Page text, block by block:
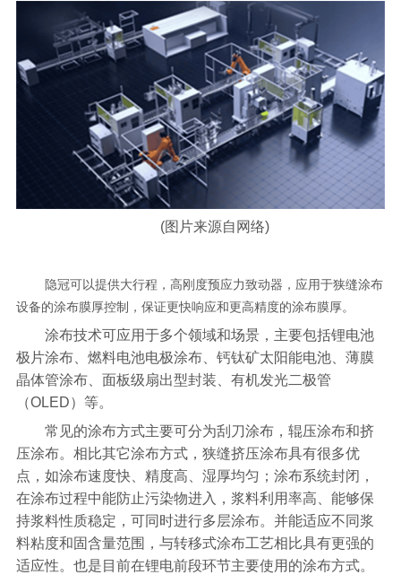
(图片来源自网络)
隐冠可以提供大行程，高刚度预应力致动器，应用于狭缝涂布
设备的涂布膜厚控制，保证更快响应和更高精度的涂布膜厚。
涂布技术可应用于多个领域和场景，主要包括锂电池
极片涂布、燃料电池电极涂布、钙钛矿太阳能电池、薄膜
晶体管涂布、面板级扇出型封装、有机发光二极管
（OLED）等。
常见的涂布方式主要可分为刮刀涂布，辊压涂布和挤
压涂布。相比其它涂布方式，狭缝挤压涂布具有很多优
点，如涂布速度快、精度高、湿厚均匀；涂布系统封闭，
在涂布过程中能防止污染物进入，浆料利用率高、能够保
持浆料性质稳定，可同时进行多层涂布。并能适应不同浆
料粘度和固含量范围，与转移式涂布工艺相比具有更强的
适应性。也是目前在锂电前段环节主要使用的涂布方式。